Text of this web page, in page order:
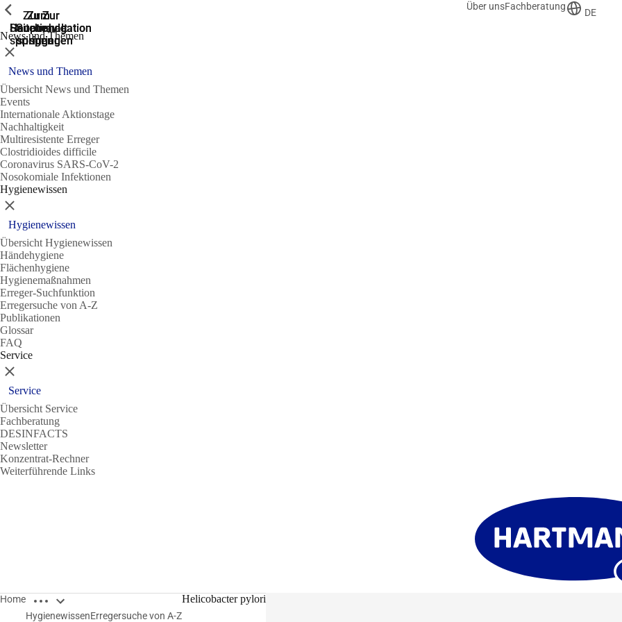
Zur
Suche
springen
Zur
Hauptnavigation
springen
Zur
Hauptnavigation
springen
Zum
Hauptinhalt
springen
Zum
Seitenende
springen
Über unsFachberatung
DE
News und Themen
Zeige vorherige
Schließen
News und Themen
Übersicht News und Themen
Events
Internationale Aktionstage
Nachhaltigkeit
Multiresistente Erreger
Clostridioides difficile
Coronavirus SARS-CoV-2
Nosokomiale Infektionen
Hygienewissen
Zeige vorherige
Schließen
Hygienewissen
Übersicht Hygienewissen
Händehygiene
Flächenhygiene
Hygienemaßnahmen
Erreger-Suchfunktion
Erregersuche von A-Z
Publikationen
Glossar
FAQ
Service
Zeige vorherige
Schließen
Service
Übersicht Service
Fachberatung
DESINFACTS
Newsletter
Konzentrat-Rechner
Weiterführende Links
Home Breadcrumbs öffnen
HygienewissenErregersuche von A-Z
Helicobacter pylori